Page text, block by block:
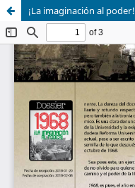
¡La imaginación al poder!